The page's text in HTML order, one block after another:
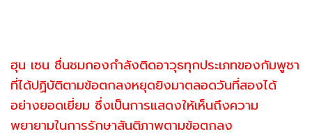
ฮุน เซน ชื่นชมกองกำลังติดอาวุธทุกประเภทของกัมพูชา
ที่ได้ปฏิบัติตามข้อตกลงหยุดยิงมาตลอดวันที่สองได้
อย่างยอดเยี่ยม ซึ่งเป็นการแสดงให้เห็นถึงความ
พยายามในการรักษาสันติภาพตามข้อตกลง